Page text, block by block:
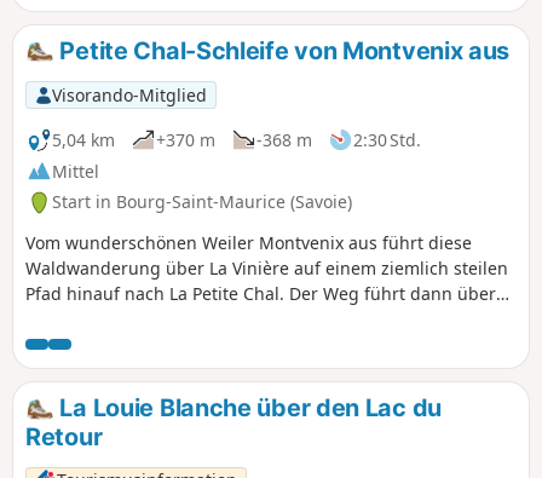
Petite Chal-Schleife von Montvenix aus
Visorando-Mitglied
5,04 km
+370 m -368 m
2:30 Std.
Mittel
Start in Bourg-Saint-Maurice (Savoie)
Vom wunderschönen Weiler Montvenix aus führt diese
Waldwanderung über La Vinière auf einem ziemlich steilen
Pfad hinauf nach La Petite Chal. Der Weg führt dann über
Rückkehr zum Parkplatz von Montvenix. Das Wasser in allen
Becken von Montvenix ist trinkbar. Nutzen Sie die
Gelegenheit, das Dorf zu besichtigen.
La Louie Blanche über den Lac du
Retour